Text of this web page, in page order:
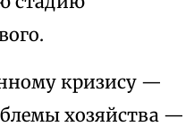
кризису —
хозяйства —